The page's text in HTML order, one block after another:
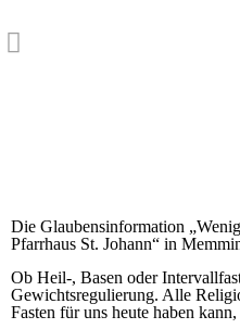
Die Glaubensinformation
Pfarrhaus St. Johann“ in
Ob Heil-, Basen oder
Gewichtsregulierung. Alle
Fasten für uns heute haben